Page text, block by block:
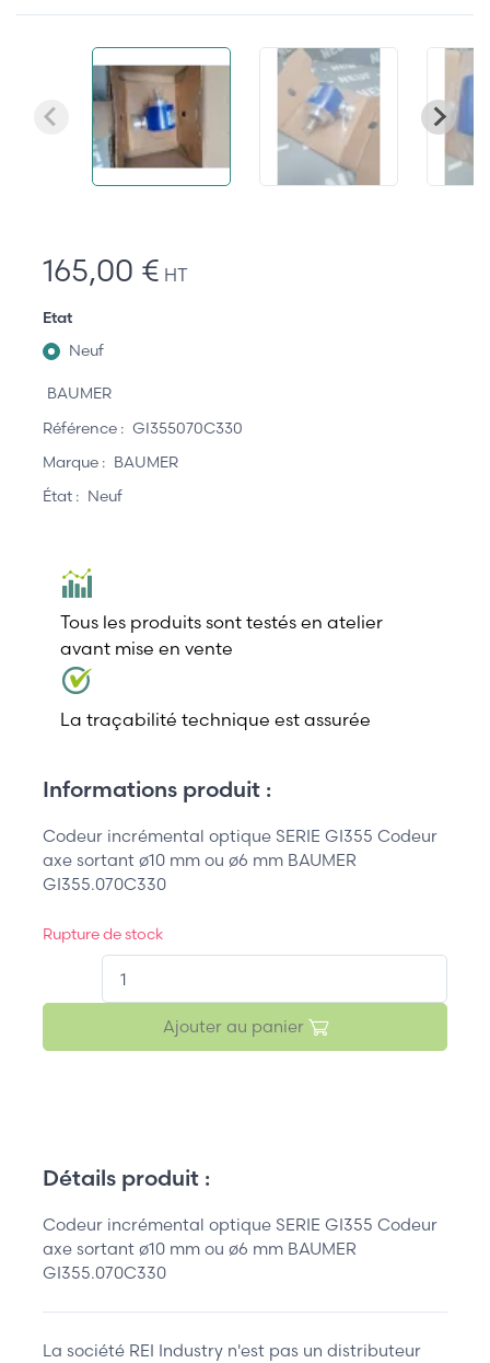
165,00 € HT
Etat
Neuf
BAUMER
Référence : GI355070C330
Marque : BAUMER
État : Neuf
Tous les produits sont testés en atelier
avant mise en vente
La traçabilité technique est assurée
Informations produit :
Codeur incrémental optique SERIE GI355 Codeur
axe sortant ø10 mm ou ø6 mm BAUMER
GI355.070C330
Rupture de stock
Ajouter au panier
Détails produit :
Codeur incrémental optique SERIE GI355 Codeur
axe sortant ø10 mm ou ø6 mm BAUMER
GI355.070C330
La société REI Industry n'est pas un distributeur